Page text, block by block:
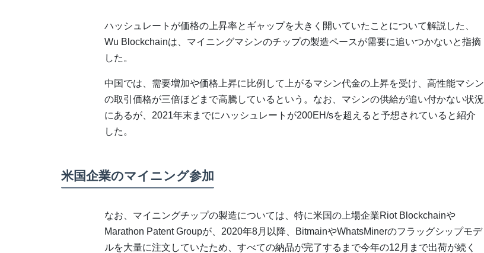
ハッシュレートが価格の上昇率とギャップを大きく開いていたことについて解説した、
Wu Blockchainは、マイニングマシンのチップの製造ペースが需要に追いつかないと指摘
した。
中国では、需要増加や価格上昇に比例して上がるマシン代金の上昇を受け、高性能マシン
の取引価格が三倍ほどまで高騰しているという。なお、マシンの供給が追い付かない状況
にあるが、2021年末までにハッシュレートが200EH/sを超えると予想されていると紹介
した。
米国企業のマイニング参加
なお、マイニングチップの製造については、特に米国の上場企業Riot Blockchainや
Marathon Patent Groupが、2020年8月以降、BitmainやWhatsMinerのフラッグシップモデ
ルを大量に注文していたため、すべての納品が完了するまで今年の12月まで出荷が続く